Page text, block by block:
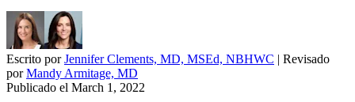
Escrito porJennifer Clements, MD, MSEd, NBHWC | Revisado
porMandy Armitage, MD
Publicado el March 1, 2022